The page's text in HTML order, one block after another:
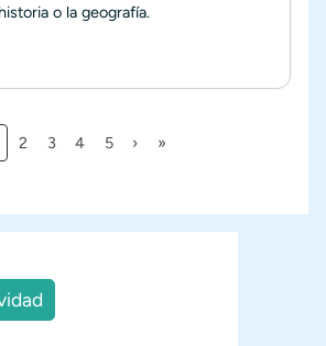
o la geografía.
Paginación
actual
Página
2 Página
3 Página
4 Página
5 Siguiente página
› Última página
»